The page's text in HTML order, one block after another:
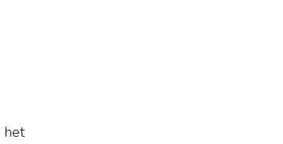
het